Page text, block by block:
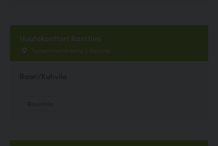
Huutokonttori Kanttiini
Tyynenmenrenkatu 1, Helsinki
Baari/Kahvila